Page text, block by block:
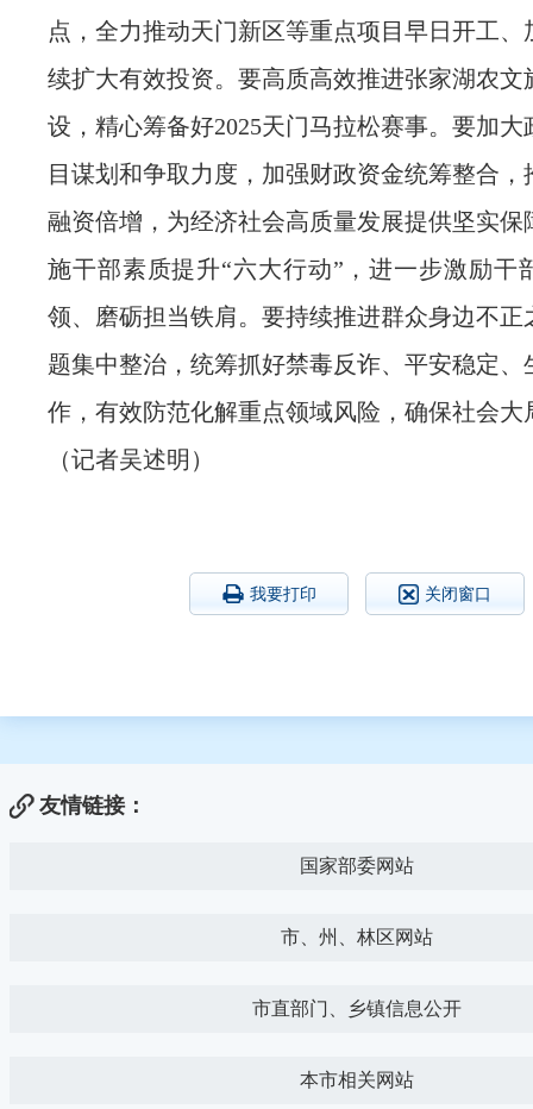
点，全力推动天门新区等重点项目早日开工、
续扩大有效投资。要高质高效推进张家湖农文
设，精心筹备好2025天门马拉松赛事。要加大
目谋划和争取力度，加强财政资金统筹整合，
融资倍增，为经济社会高质量发展提供坚实保
施干部素质提升“六大行动”，进一步激励干
领、磨砺担当铁肩。要持续推进群众身边不正
题集中整治，统筹抓好禁毒反诈、平安稳定、
作，有效防范化解重点领域风险，确保社会大
（记者吴述明）
我要打印 关闭窗口
友情链接：
国家部委网站
市、州、林区网站
市直部门、乡镇信息公开
本市相关网站